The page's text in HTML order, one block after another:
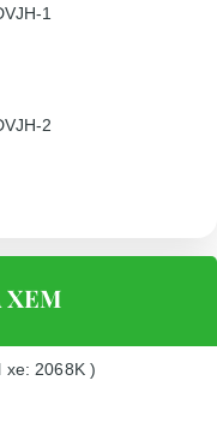
1
2
XEM
xe: 2068K )